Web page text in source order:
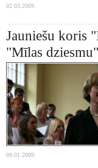
02.03.2009.
Jauniešu koris
"Mīlas
09.01.2009.